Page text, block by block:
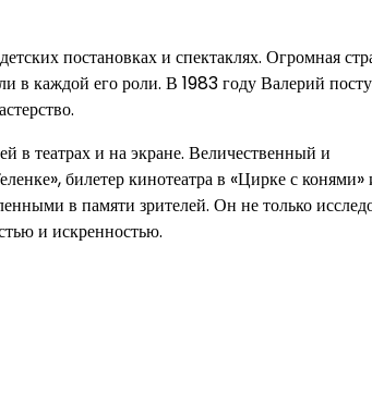
постановках и спектаклях. Огромная
в каждой его роли. В 1983 году Валерий
в театрах и на экране. Величественный и
билетер кинотеатра в «Цирке с конями»
в памяти зрителей. Он не только
и искренностью.